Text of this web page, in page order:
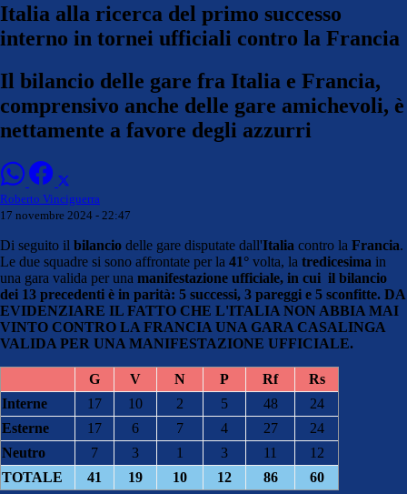
Italia alla ricerca del primo successo
interno in tornei ufficiali contro la Francia
Il bilancio delle gare fra Italia e Francia,
comprensivo anche delle gare amichevoli, è
nettamente a favore degli azzurri
Roberto Vinciguerra
17 novembre 2024 - 22:47
Di seguito il bilancio delle gare disputate dall'Italia contro la Francia.
Le due squadre si sono affrontate per la 41° volta, la tredicesima in
una gara valida per una manifestazione ufficiale, in cui il bilancio
dei 13 precedenti è in parità: 5 successi, 3 pareggi e 5 sconfitte. DA
EVIDENZIARE IL FATTO CHE L'ITALIA NON ABBIA MAI
VINTO CONTRO LA FRANCIA UNA GARA CASALINGA
VALIDA PER UNA MANIFESTAZIONE UFFICIALE.
G V N P Rf
Rs
Interne
17 10 2 5 48
24
Esterne
17 6 7 4 27
24
Neutro
7 3 1 3 11
12
TOTALE
41 19 10 12 86 60